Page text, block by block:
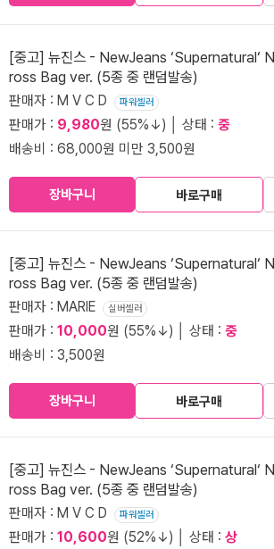
[중고] 뉴진스 - NewJeans ‘Supernatural‘
ross Bag ver. (5종 중 랜덤발송)
판매자 : M V C D 파워셀러
판매가 : 9,980원 (55%↓) │ 상태 : 중
배송비 : 68,000원 미만 3,500원
장바구니 바로구매
[중고] 뉴진스 - NewJeans ‘Supernatural‘
ross Bag ver. (5종 중 랜덤발송)
판매자 : MARIE 실버셀러
판매가 : 10,000원 (55%↓) │ 상태 : 중
배송비 : 3,500원
장바구니 바로구매
[중고] 뉴진스 - NewJeans ‘Supernatural‘
ross Bag ver. (5종 중 랜덤발송)
판매자 : M V C D 파워셀러
판매가 : 10,600원 (52%↓) │ 상태 : 상